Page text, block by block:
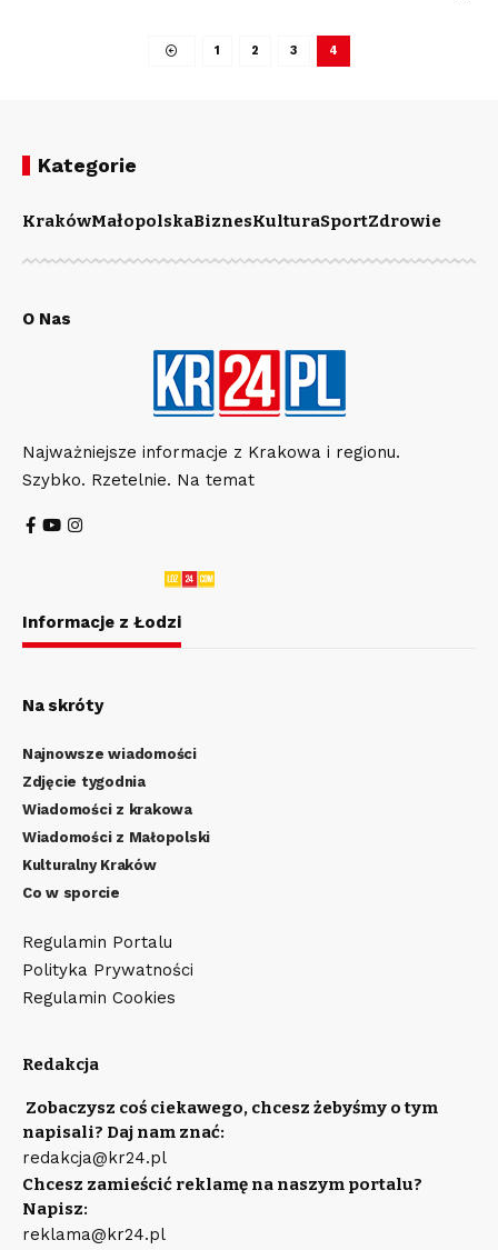
1 2 3 4
Kategorie
KrakówMałopolskaBiznesKulturaSportZdrowie
O Nas
Najważniejsze informacje z Krakowa i regionu.
Szybko. Rzetelnie. Na temat
Informacje z Łodzi
Na skróty
Najnowsze wiadomości
Zdjęcie tygodnia
Wiadomości z krakowa
Wiadomości z Małopolski
Kulturalny Kraków
Co w sporcie
Regulamin Portalu
Polityka Prywatności
Regulamin Cookies
Redakcja
Zobaczysz coś ciekawego, chcesz żebyśmy o tym
napisali? Daj nam znać:
redakcja@kr24.pl
Chcesz zamieścić reklamę na naszym portalu?
Napisz:
reklama@kr24.pl